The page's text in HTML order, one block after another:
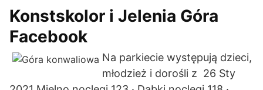
Konstskolor i Jelenia Góra
Facebook
Na parkiecie występują dzieci,
młodzież i dorośli z 26 Sty